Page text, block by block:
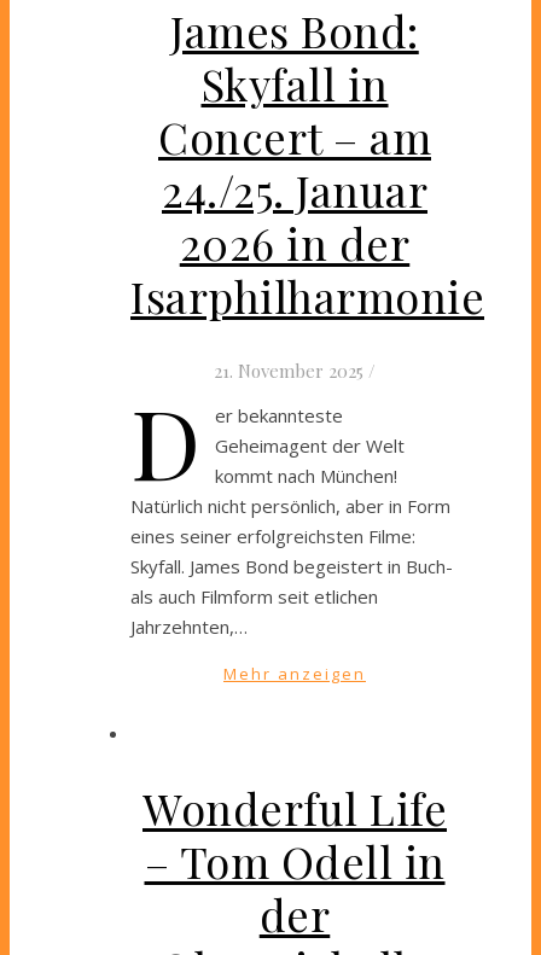
James Bond:
Skyfall in
Concert – am
24./25. Januar
2026 in der
Isarphilharmonie
21. November 2025 /
D
er bekannteste
Geheimagent der Welt
kommt nach München!
Natürlich nicht persönlich, aber in Form
eines seiner erfolgreichsten Filme:
Skyfall. James Bond begeistert in Buch-
als auch Filmform seit etlichen
Jahrzehnten,…
Mehr anzeigen
Wonderful Life
– Tom Odell in
der